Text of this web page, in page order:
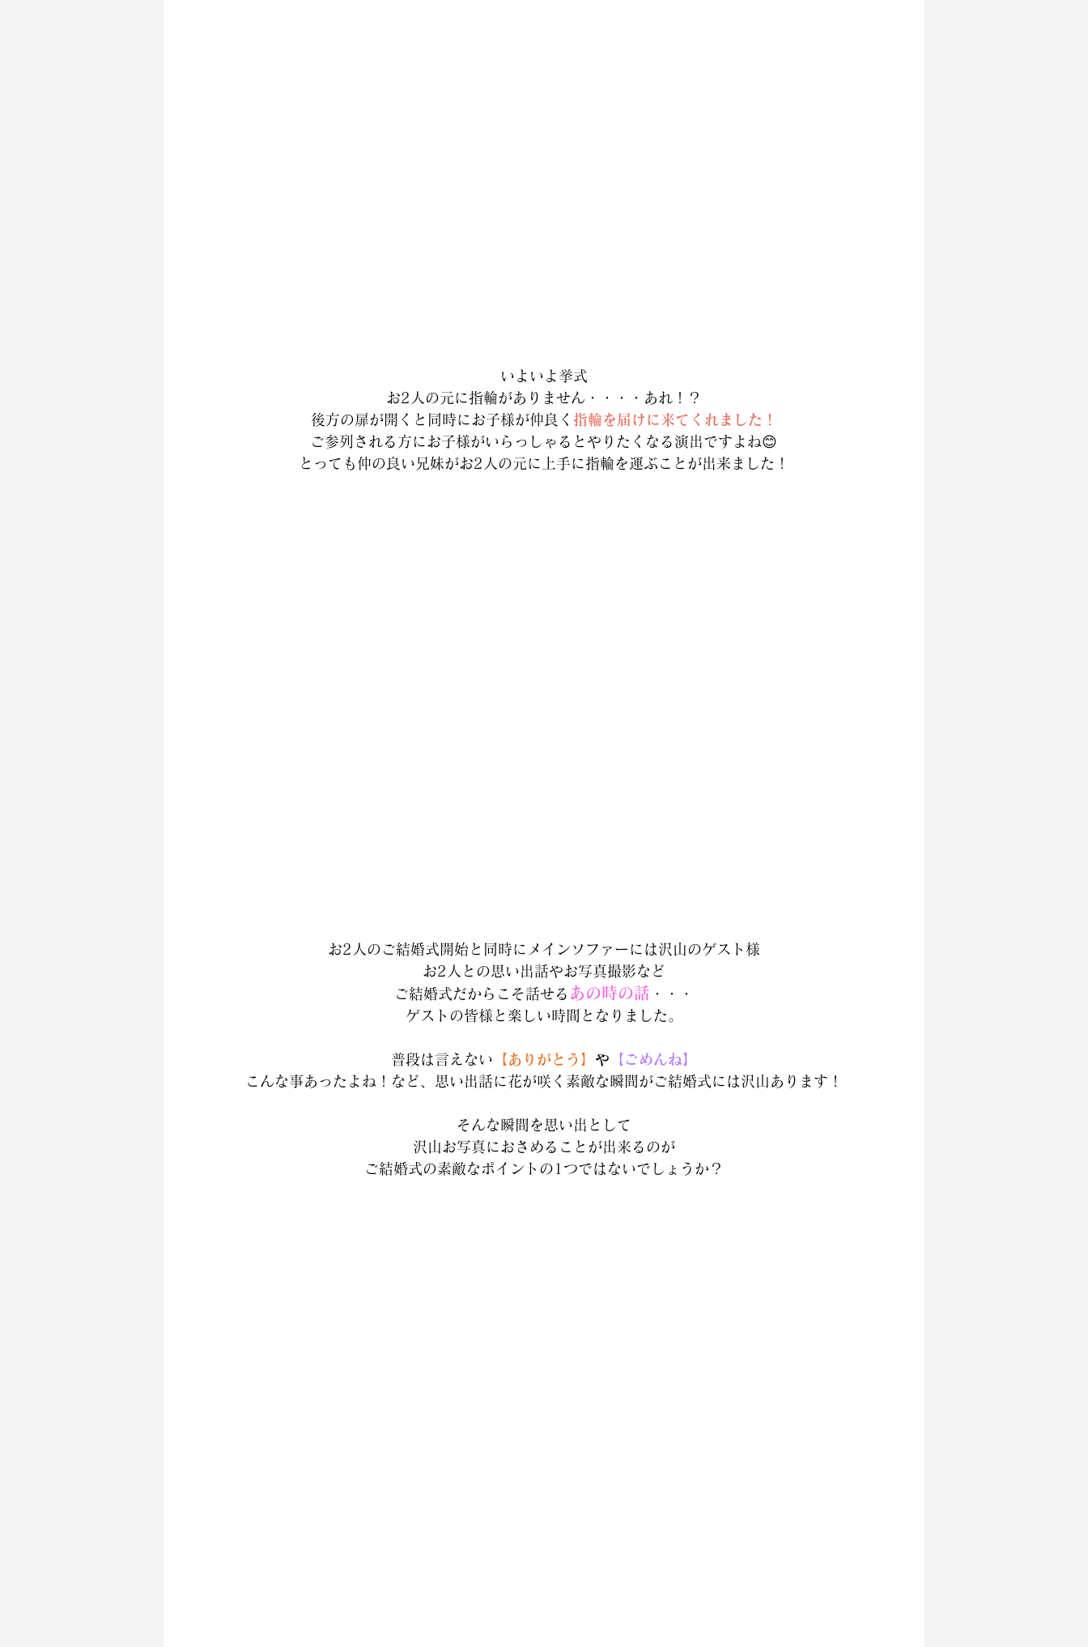
いよいよ挙式
お2人の元に指輪がありません・・・・あれ！？
後方の扉が開くと同時にお子様が仲良く 指輪を届けに来てくれました！
ご参列される方にお子様がいらっしゃるとやりたくなる演出ですよね😊
とっても仲の良い兄妹がお2人の元に上手に指輪を運ぶことが出来ました！
お2人のご結婚式開始と同時にメインソファーには沢山のゲスト様
お2人との思い出話やお写真撮影など
ご結婚式だからこそ話せる あの時の話 ・・・
ゲストの皆様と楽しい時間となりました。
普段は言えない 【ありがとう】 や 【ごめんね】
こんな事あったよね！など、思い出話に花が咲く素敵な瞬間がご結婚式には沢山あります！
そんな瞬間を思い出として
沢山お写真におさめることが出来るのが
ご結婚式の素敵なポイントの1つではないでしょうか？